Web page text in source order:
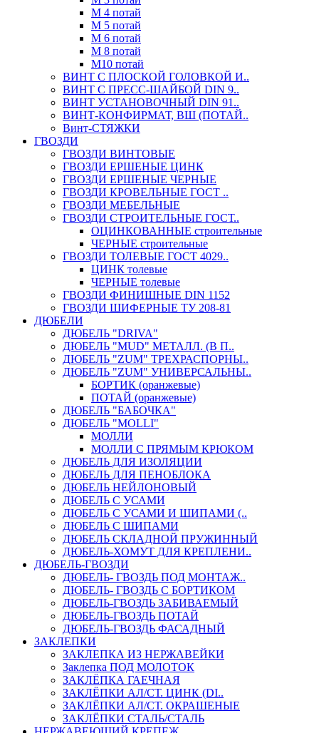
М 4 потай
М 5 потай
М 6 потай
М 8 потай
М10 потай
ВИНТ С ПЛОСКОЙ ГОЛОВКОЙ И..
ВИНТ С ПРЕСС-ШАЙБОЙ DIN 9..
ВИНТ УСТАНОВОЧНЫЙ DIN 91..
ВИНТ-КОНФИРМАТ, ВШ (ПОТАЙ..
Винт-СТЯЖКИ
ГВОЗДИ
ГВОЗДИ ВИНТОВЫЕ
ГВОЗДИ ЕРШЕНЫЕ ЦИНК
ГВОЗДИ ЕРШЕНЫЕ ЧЕРНЫЕ
ГВОЗДИ КРОВЕЛЬНЫЕ ГОСТ ..
ГВОЗДИ МЕБЕЛЬНЫЕ
ГВОЗДИ СТРОИТЕЛЬНЫЕ ГОСТ..
ОЦИНКОВАННЫЕ строительные
ЧЕРНЫЕ строительные
ГВОЗДИ ТОЛЕВЫЕ ГОСТ 4029..
ЦИНК толевые
ЧЕРНЫЕ толевые
ГВОЗДИ ФИНИШНЫЕ DIN 1152
ГВОЗДИ ШИФЕРНЫЕ ТУ 208-81
ДЮБЕЛИ
ДЮБЕЛЬ "DRIVA"
ДЮБЕЛЬ "MUD" МЕТАЛЛ. (В П..
ДЮБЕЛЬ "ZUM" ТРЕХРАСПОРНЫ..
ДЮБЕЛЬ "ZUM" УНИВЕРСАЛЬНЫ..
БОРТИК (оранжевые)
ПОТАЙ (оранжевые)
ДЮБЕЛЬ "БАБОЧКА"
ДЮБЕЛЬ "МOLLI"
МОЛЛИ
МОЛЛИ С ПРЯМЫМ КРЮКОМ
ДЮБЕЛЬ ДЛЯ ИЗОЛЯЦИИ
ДЮБЕЛЬ ДЛЯ ПЕНОБЛОКА
ДЮБЕЛЬ НЕЙЛОНОВЫЙ
ДЮБЕЛЬ С УСАМИ
ДЮБЕЛЬ С УСАМИ И ШИПАМИ (..
ДЮБЕЛЬ С ШИПАМИ
ДЮБЕЛЬ СКЛАДНОЙ ПРУЖИННЫЙ
ДЮБЕЛЬ-ХОМУТ ДЛЯ КРЕПЛЕНИ..
ДЮБЕЛЬ-ГВОЗДИ
ДЮБЕЛЬ- ГВОЗДЬ ПОД МОНТАЖ..
ДЮБЕЛЬ- ГВОЗДЬ С БОРТИКОМ
ДЮБЕЛЬ-ГВОЗДЬ ЗАБИВАЕМЫЙ
ДЮБЕЛЬ-ГВОЗДЬ ПОТАЙ
ДЮБЕЛЬ-ГВОЗДЬ ФАСАДНЫЙ
ЗАКЛЕПКИ
ЗАКЛЕПКА ИЗ НЕРЖАВЕЙКИ
Заклепка ПОД МОЛОТОК
ЗАКЛЁПКА ГАЕЧНАЯ
ЗАКЛЁПКИ АЛ/СТ. ЦИНК (DI..
ЗАКЛЁПКИ АЛ/СТ. ОКРАШЕНЫЕ
ЗАКЛЁПКИ СТАЛЬ/СТАЛЬ